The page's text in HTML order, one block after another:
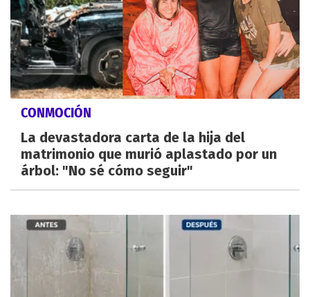
CONMOCIÓN
La devastadora carta de la hija del
matrimonio que murió aplastado por un
árbol: "No sé cómo seguir"